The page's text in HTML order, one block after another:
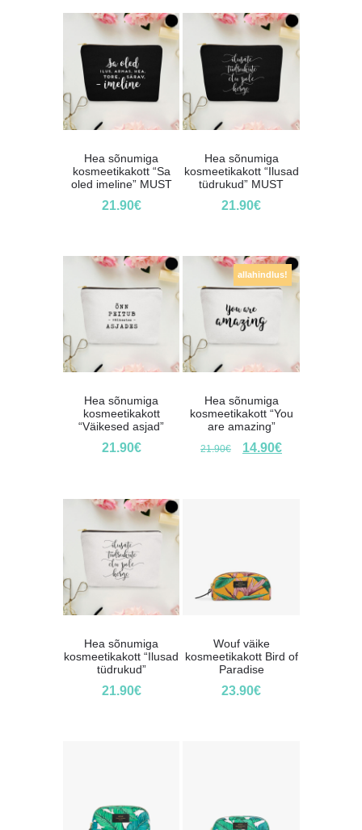
Hea sõnumiga
kosmeetikakott “Sa
oled imeline” MUST
21.90€
Hea sõnumiga
kosmeetikakott “Ilusad
tüdrukud” MUST
21.90€
Hea sõnumiga
kosmeetikakott
“Väikesed asjad”
21.90€
allahindlus!
Hea sõnumiga
kosmeetikakott “You
are amazing”
21.90€ 14.90€
Hea sõnumiga
kosmeetikakott “Ilusad
tüdrukud”
21.90€
Wouf väike
kosmeetikakott Bird of
Paradise
23.90€